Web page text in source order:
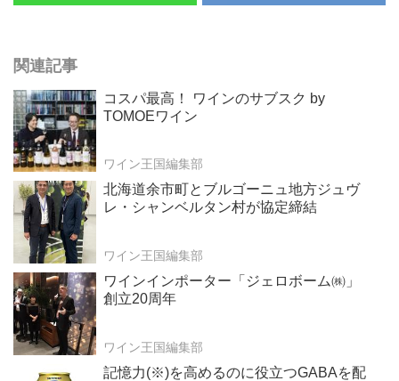
関連記事
コスパ最高！ ワインのサブスク by
TOMOEワイン
ワイン王国編集部
北海道余市町とブルゴーニュ地方ジュヴ
レ・シャンベルタン村が協定締結
ワイン王国編集部
ワインインポーター「ジェロボーム㈱」
創立20周年
ワイン王国編集部
記憶力(※)を高めるのに役立つGABAを配